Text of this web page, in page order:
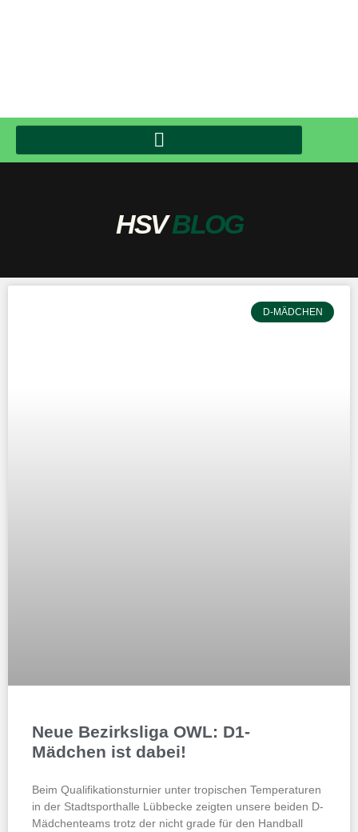
HSVBLOG
D-MÄDCHEN
Neue Bezirksliga OWL: D1-
Mädchen ist dabei!
Beim Qualifikationsturnier unter tropischen Temperaturen
in der Stadtsporthalle Lübbecke zeigten unsere beiden D-
Mädchenteams trotz der nicht grade für den Handball